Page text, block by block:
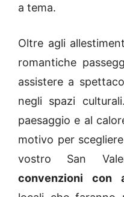
a tema.
Oltre agli
romantiche
assistere a
negli spazi
paesaggio e al
motivo per
vostro San
convenzioni con